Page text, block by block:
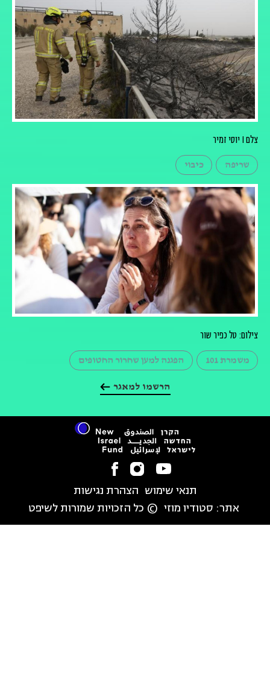
צלם I יוסי זמיר
שריפה כיבוי
צילום: טל כפיר שור
משמרת 101 הפגנה למען שחרור החטופים
הרשמו למאגר
תנאי שימוש הצהרת נגישות
אתר: סטודיו מוזי © כל הזכויות שמורות לשיפט